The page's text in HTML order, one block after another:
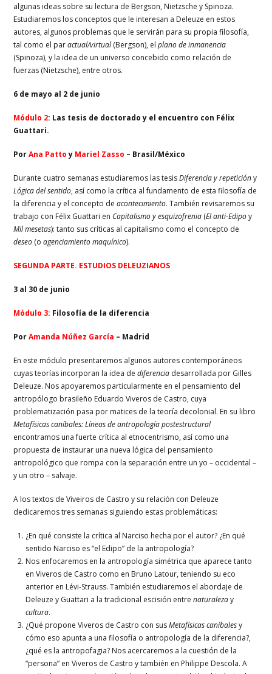
algunas ideas sobre su lectura de Bergson, Nietzsche y Spinoza.
Estudiaremos los conceptos que le interesan a Deleuze en estos
autores, algunos problemas que le servirán para su propia filosofía,
tal como el paractual/virtual(Bergson), elplano de inmanencia
(Spinoza), y la idea de un universo concebido como relación de
fuerzas (Nietzsche), entre otros.
6 de mayo al 2 de junio
Módulo 2: Las tesis de doctorado y el encuentro con Félix
Guattari.
PorAna Pattoy Mariel Zasso – Brasil/México
Durante cuatro semanas estudiaremos las tesisDiferencia y repeticióny
Lógica del sentido, así como la crítica al fundamento de esta filosofía de
la diferencia y el concepto deacontecimiento. También revisaremos su
trabajo con Félix Guattari en Capitalismo y esquizofrenia (El anti-Edipoy
Mil mesetas): tanto sus críticas al capitalismo como el concepto de
deseo (oagenciamiento maquínico).
SEGUNDA PARTE. ESTUDIOS DELEUZIANOS
3 al 30 de junio
Módulo 3: Filosofía de la diferencia
PorAmanda Núñez García – Madrid
En este módulo presentaremos algunos autores contemporáneos
cuyas teorías incorporan la idea dediferencia desarrollada por Gilles
Deleuze. Nos apoyaremos particularmente en el pensamiento del
antropólogo brasileño Eduardo Viveros de Castro, cuya
problematización pasa por matices de la teoría decolonial. En su libro
Metafísicas caníbales: Líneas de antropología postestructural
encontramos una fuerte crítica al etnocentrismo, así como una
propuesta de instaurar una nueva lógica del pensamiento
antropológico que rompa con la separación entre un yo – occidental –
y un otro – salvaje.
A los textos de Viveiros de Castro y su relación con Deleuze
dedicaremos tres semanas siguiendo estas problemáticas:
¿En qué consiste la crítica al Narciso hecha por el autor? ¿En qué
sentido Narciso es “el Edipo” de la antropología?
Nos enfocaremos en la antropología simétrica que aparece tanto
en Viveros de Castro como en Bruno Latour, teniendo su eco
anterior en Lévi-Strauss. También estudiaremos el abordaje de
Deleuze y Guattari a la tradicional escisión entrenaturalezay
cultura.
¿Qué propone Viveros de Castro con susMetafísicas caníbalesy
cómo eso apunta a una filosofía o antropología de la diferencia?,
¿qué es la antropofagia? Nos acercaremos a la cuestión de la
“persona” en Viveros de Castro y también en Philippe Descola. A